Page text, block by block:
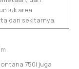
area
dan sekitarnya.
750i juga